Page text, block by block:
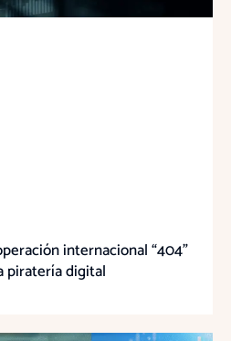
internacional “404”
piratería digital